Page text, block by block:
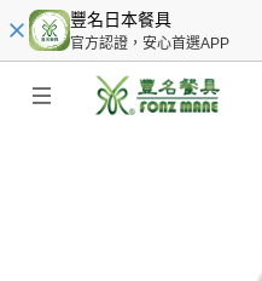
豐名日本餐具
官方認證，安心首選APP